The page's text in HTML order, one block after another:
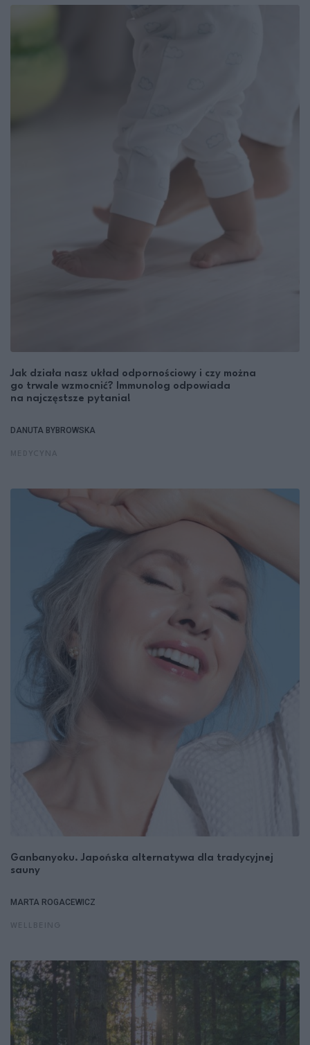
Jak działa nasz układ odpornościowy i czy można
go trwale wzmocnić? Immunolog odpowiada
na najczęstsze pytania!
DANUTA BYBROWSKA
Ganbanyoku. Japońska alternatywa dla tradycyjnej
sauny
MARTA ROGACEWICZ